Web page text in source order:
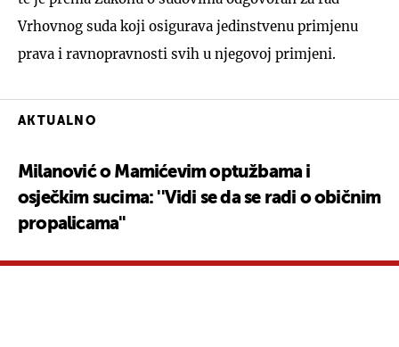
Vrhovnog suda koji osigurava jedinstvenu primjenu
prava i ravnopravnosti svih u njegovoj primjeni.
AKTUALNO
Milanović o Mamićevim optužbama i
osječkim sucima: ''Vidi se da se radi o običnim
propalicama''